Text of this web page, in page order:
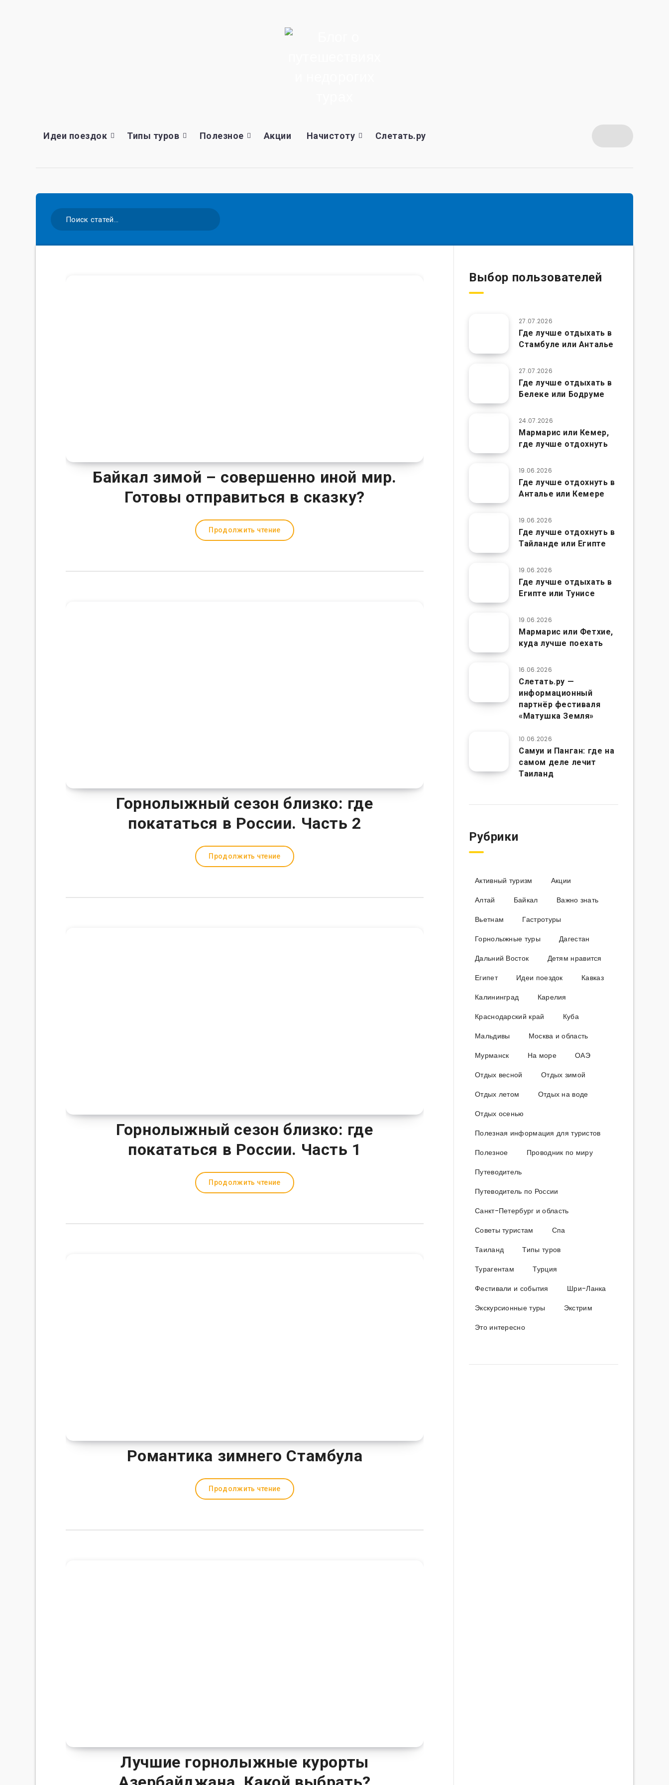
Идеи поездок Типы туров Полезное Акции Начистоту Слетать.ру
Байкал зимой – совершенно иной мир.
Готовы отправиться в сказку?
Продолжить чтение
Горнолыжный сезон близко: где
покататься в России. Часть 2
Продолжить чтение
Горнолыжный сезон близко: где
покататься в России. Часть 1
Продолжить чтение
Романтика зимнего Стамбула
Продолжить чтение
Лучшие горнолыжные курорты
Выбор пользователей
27.07.2026
Где лучше отдыхать в
Стамбуле или Анталье
27.07.2026
Где лучше отдыхать в
Белеке или Бодруме
24.07.2026
Мармарис или Кемер,
где лучше отдохнуть
19.06.2026
Где лучше отдохнуть в
Анталье или Кемере
19.06.2026
Где лучше отдохнуть в
Тайланде или Египте
19.06.2026
Где лучше отдыхать в
Египте или Тунисе
19.06.2026
Мармарис или Фетхие,
куда лучше поехать
16.06.2026
Слетать.ру —
информационный
партнёр фестиваля
«Матушка Земля»
10.06.2026
Самуи и Панган: где на
самом деле лечит
Таиланд
Рубрики
Активный туризм
Акции
Алтай
Байкал
Важно знать
Вьетнам
Гастротуры
Горнолыжные туры
Дагестан
Дальний Восток
Детям нравится
Египет
Идеи поездок
Кавказ
Калининград
Карелия
Краснодарский край
Куба
Мальдивы
Москва и область
Мурманск
На море
ОАЭ
Отдых весной
Отдых зимой
Отдых летом
Отдых на воде
Отдых осенью
Полезная информация для туристов
Полезное
Проводник по миру
Путеводитель
Путеводитель по России
Санкт-Петербург и область
Советы туристам
Спа
Таиланд
Типы туров
Турагентам
Турция
Фестивали и события
Шри-Ланка
Экскурсионные туры
Экстрим
Это интересно